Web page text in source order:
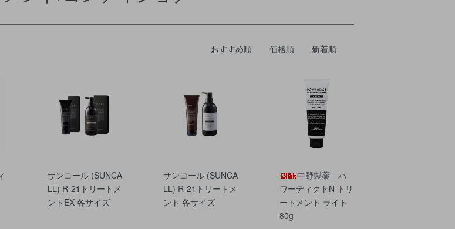
おすすめ順 価格順 新着順
サンコール (SUNCA
LL) R-21トリートメ
ントEX 各サイズ
サンコール (SUNCA
LL) R‐21トリートメ
ント 各サイズ
中野製薬 パ
ワーディクトN トリ
ートメント ライト
80g